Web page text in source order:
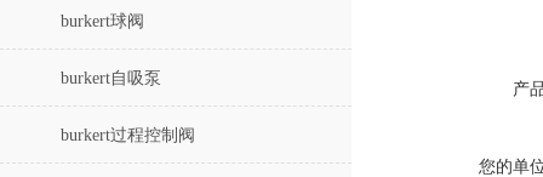
burkert球阀
burkert自吸泵
burkert过程控制阀
产
您的单